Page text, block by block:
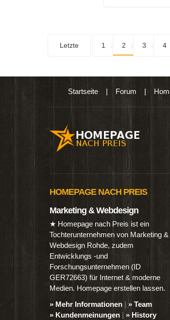
Letzte 1 2 3 4
Startseite| Forum |
Produkten wie Ebooks & DVDs.…
HOMEPAGE NACH PREIS
Marketing & Webdesign
★ Homepage nach Preis ist ein
Tochterunternehmen von Marketing &
Webdesign Rohde, zudem
Entwicklungs -und
Forschungsunternehmen (ID
GER72663) für Internet & moderne
Medien. Homepage erstellen lassen.
» Mehr Informationen | » Team
» Kundenmeinungen | » History